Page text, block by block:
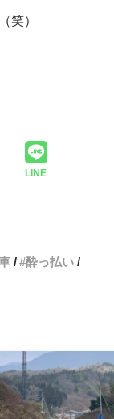
笑）
LINE
酔っ払い